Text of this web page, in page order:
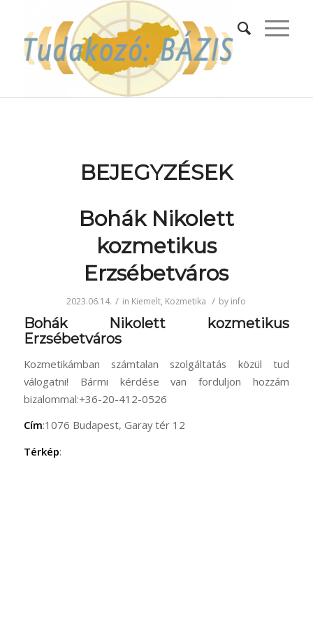
BEJEGYZÉSEK
Bohák Nikolett
kozmetikus
Erzsébetváros
2023.06.14. / in Kiemelt, Kozmetika / by info
Bohák Nikolett kozmetikus
Erzsébetváros
Kozmetikámban számtalan szolgáltatás közül tud
válogatni! Bármi kérdése van forduljon hozzám
bizalommal:+36-20-412-0526
Cím:1076 Budapest, Garay tér 12
Térkép: